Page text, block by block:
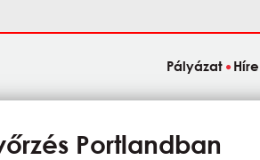
Pályázat
Portlandban